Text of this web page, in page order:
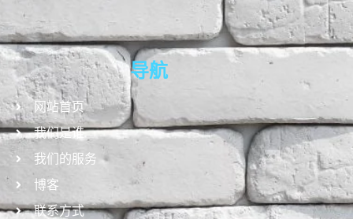
导航
网站首页
我们是谁
我们的服务
博客
联系方式